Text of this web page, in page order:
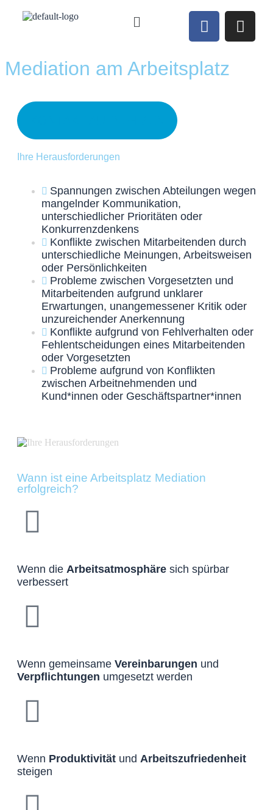
Mediation am Arbeitsplatz
Ihre Herausforderungen
Spannungen zwischen Abteilungen wegen
mangelnder Kommunikation,
unterschiedlicher Prioritäten oder
Konkurrenzdenkens
Konflikte zwischen Mitarbeitenden durch
unterschiedliche Meinungen, Arbeitsweisen
oder Persönlichkeiten
Probleme zwischen Vorgesetzten und
Mitarbeitenden aufgrund unklarer
Erwartungen, unangemessener Kritik oder
unzureichender Anerkennung
Konflikte aufgrund von Fehlverhalten oder
Fehlentscheidungen eines Mitarbeitenden
oder Vorgesetzten
Probleme aufgrund von Konflikten
zwischen Arbeitnehmenden und
Kund*innen oder Geschäftspartner*innen
Wann ist eine Arbeitsplatz Mediation
erfolgreich?
Wenn die Arbeitsatmosphäre sich spürbar
verbessert
Wenn gemeinsame Vereinbarungen und
Verpflichtungen umgesetzt werden
Wenn Produktivität und Arbeitszufriedenheit
steigen